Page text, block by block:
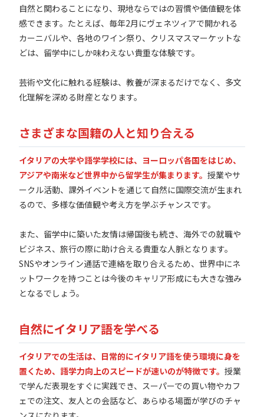
自然と関わることになり、現地ならではの習慣や価値観を体
感できます。たとえば、毎年2月にヴェネツィアで開かれる
カーニバルや、各地のワイン祭り、クリスマスマーケットな
どは、留学中にしか味わえない貴重な体験です。
芸術や文化に触れる経験は、教養が深まるだけでなく、多文
化理解を深める財産となります。
さまざまな国籍の人と知り合える
イタリアの大学や語学学校には、ヨーロッパ各国をはじめ、
アジアや南米など世界中から留学生が集まります。授業やサ
ークル活動、課外イベントを通じて自然に国際交流が生まれ
るので、多様な価値観や考え方を学ぶチャンスです。
また、留学中に築いた友情は帰国後も続き、海外での就職や
ビジネス、旅行の際に助け合える貴重な人脈となります。
SNSやオンライン通話で連絡を取り合えるため、世界中にネ
ットワークを持つことは今後のキャリア形成にも大きな強み
となるでしょう。
自然にイタリア語を学べる
イタリアでの生活は、日常的にイタリア語を使う環境に身を
置くため、語学力向上のスピードが速いのが特徴です。授業
で学んだ表現をすぐに実践でき、スーパーでの買い物やカフ
ェでの注文、友人との会話など、あらゆる場面が学びのチャ